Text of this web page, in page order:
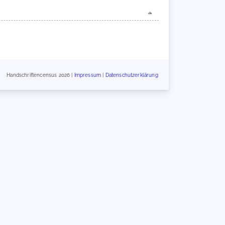
Handschriftencensus 2026 | Impressum Datenschutzerklärung